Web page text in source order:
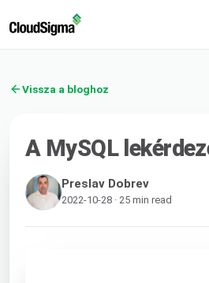
Vissza a bloghoz
A MySQL
Preslav Dobrev
2022-10-28 · 25 min read